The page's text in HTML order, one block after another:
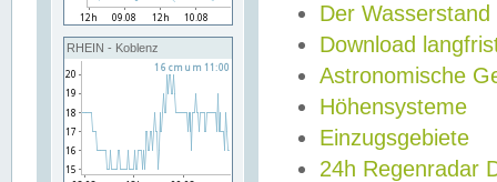
RHEIN - Koblenz
Der Wasserstand
Download
Astronomische
Höhensysteme
Einzugsgebiete
24h Regenradar